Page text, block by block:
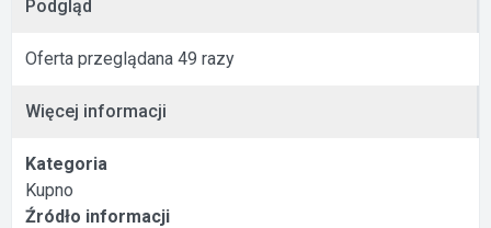
Podgląd
Oferta przeglądana 49 razy
Więcej informacji
Kategoria
Kupno
Źródło informacji